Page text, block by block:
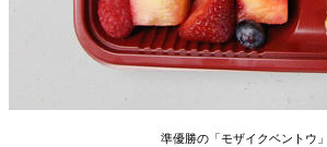
準優勝の「モザイクベントウ」